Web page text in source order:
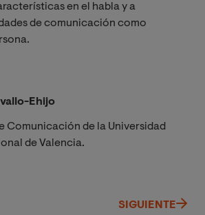
en el habla y a
de comunicación como
Ehijo
Comunicación de la Universidad
de Valencia.
SIGUIENTE